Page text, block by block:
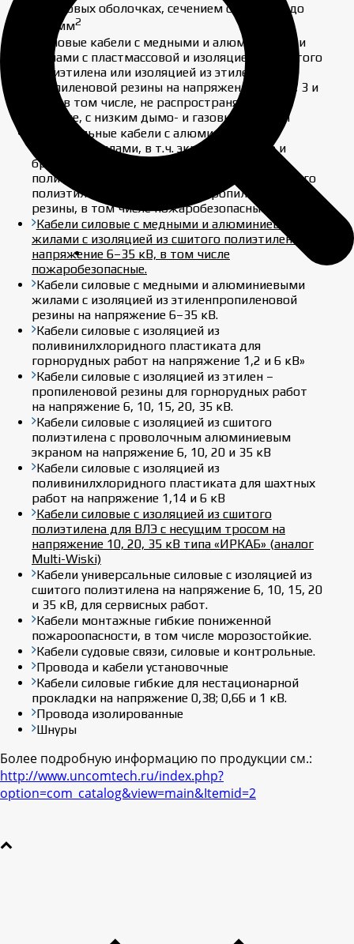
свинцовых оболочках, сечением от 35 мм
до
240 мм2
Силовые кабели с медными и алюминиевыми
жилами с пластмассовой и изоляцией из сшитого
полиэтилена или изоляцией из этилен —
пропиленовой резины на напряжение 0.66, 1, 3 и
6 кВ, в том числе, не распространяющие
горение, с низким дымо- и газовыделением
Контрольные кабели с алюминиевыми и
медными жилами, в т.ч. экранированные и
бронированные до 37 жил, с изоляцией из
поливинилхлоридного пластиката, или сшитого
полиэтилена или из этилен – пропиленовой
резины, в том числе пожаробезопасные.
Кабели силовые с медными и алюминиевыми
жилами с изоляцией из сшитого полиэтилена на
напряжение 6–35 кВ, в том числе
пожаробезопасные.
Кабели силовые с медными и алюминиевыми
жилами с изоляцией из этиленпропиленовой
резины на напряжение 6–35 кВ.
Кабели силовые с изоляцией из
поливинилхлоридного пластиката для
горнорудных работ на напряжение 1,2 и 6 кВ»
Кабели силовые с изоляцией из этилен –
пропиленовой резины для горнорудных работ
на напряжение 6, 10, 15, 20, 35 кВ.
Кабели силовые с изоляцией из сшитого
полиэтилена с проволочным алюминиевым
экраном на напряжение 6, 10, 20 и 35 кВ
Кабели силовые с изоляцией из
поливинилхлоридного пластиката для шахтных
работ на напряжение 1,14 и 6 кВ
Кабели силовые с изоляцией из сшитого
полиэтилена для ВЛЭ с несущим тросом на
напряжение 10, 20, 35 кВ типа «ИРКАБ» (аналог
Multi-Wiski)
Кабели универсальные силовые с изоляцией из
сшитого полиэтилена на напряжение 6, 10, 15, 20
и 35 кВ, для сервисных работ.
Кабели монтажные гибкие пониженной
пожароопасности, в том числе морозостойкие.
Кабели судовые связи, силовые и контрольные.
Провода и кабели установочные
Кабели силовые гибкие для нестационарной
прокладки на напряжение 0,38; 0,66 и 1 кВ.
Провода изолированные
Шнуры
Более подробную информацию по продукции см.:
http://www.uncomtech.ru/index.php?
option=com_catalog&view=main&Itemid=2